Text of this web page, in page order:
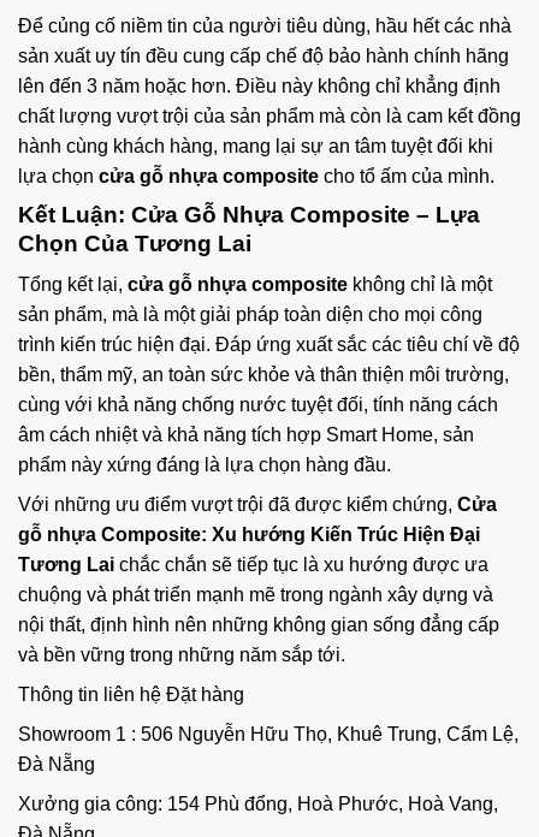
Để củng cố niềm tin của người tiêu dùng, hầu hết các nhà
sản xuất uy tín đều cung cấp chế độ bảo hành chính hãng
lên đến 3 năm hoặc hơn. Điều này không chỉ khẳng định
chất lượng vượt trội của sản phẩm mà còn là cam kết đồng
hành cùng khách hàng, mang lại sự an tâm tuyệt đối khi
lựa chọn cửa gỗ nhựa composite cho tổ ấm của mình.
Kết Luận: Cửa Gỗ Nhựa Composite – Lựa
Chọn Của Tương Lai
Tổng kết lại, cửa gỗ nhựa composite không chỉ là một
sản phẩm, mà là một giải pháp toàn diện cho mọi công
trình kiến trúc hiện đại. Đáp ứng xuất sắc các tiêu chí về độ
bền, thẩm mỹ, an toàn sức khỏe và thân thiện môi trường,
cùng với khả năng chống nước tuyệt đối, tính năng cách
âm cách nhiệt và khả năng tích hợp Smart Home, sản
phẩm này xứng đáng là lựa chọn hàng đầu.
Với những ưu điểm vượt trội đã được kiểm chứng, Cửa
gỗ nhựa Composite: Xu hướng Kiến Trúc Hiện Đại
Tương Lai chắc chắn sẽ tiếp tục là xu hướng được ưa
chuộng và phát triển mạnh mẽ trong ngành xây dựng và
nội thất, định hình nên những không gian sống đẳng cấp
và bền vững trong những năm sắp tới.
Thông tin liên hệ Đặt hàng
Showroom 1 : 506 Nguyễn Hữu Thọ, Khuê Trung, Cẩm Lệ,
Đà Nẵng
Xưởng gia công: 154 Phù đổng, Hoà Phước, Hoà Vang,